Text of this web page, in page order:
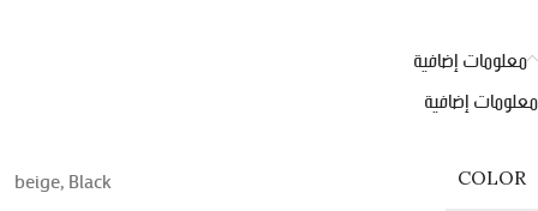
معلومات إضافية
معلومات إضافية
COLOR
beige,Black